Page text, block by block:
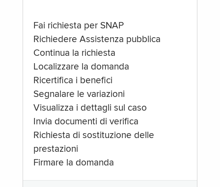
Fai richiesta per SNAP
Richiedere Assistenza pubblica
Continua la richiesta
Localizzare la domanda
Ricertifica i benefici
Segnalare le variazioni
Visualizza i dettagli sul caso
Invia documenti di verifica
Richiesta di sostituzione delle
prestazioni
Firmare la domanda